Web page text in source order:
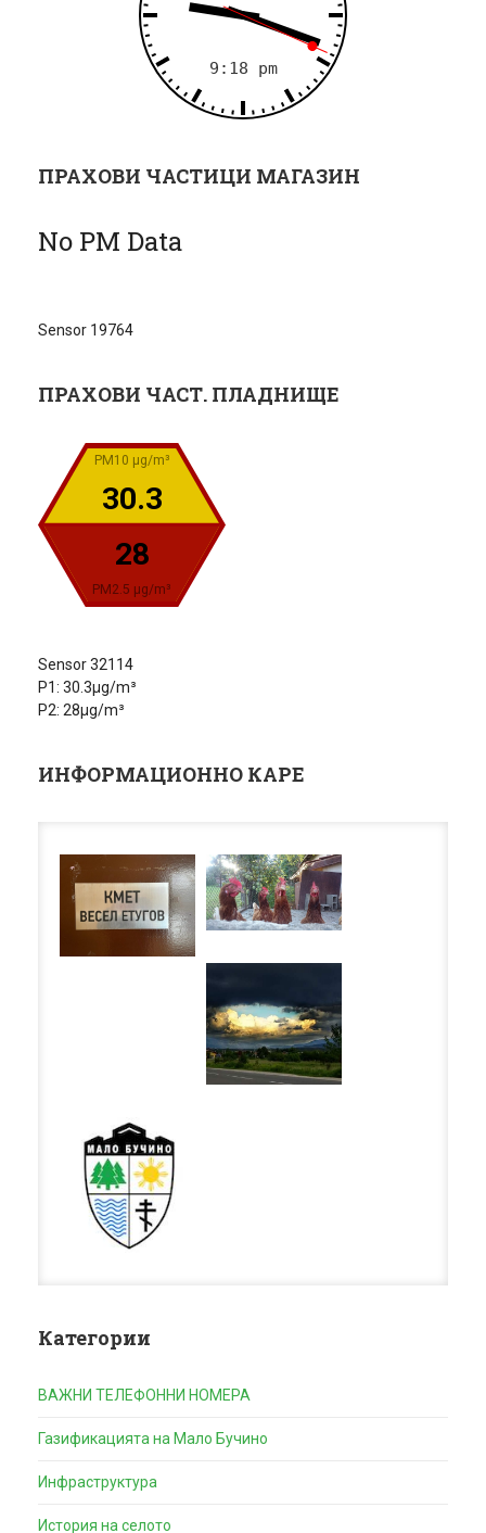
ПРАХОВИ ЧАСТИЦИ МАГАЗИН
No PM Data
Sensor 19764
ПРАХОВИ ЧАСТ. ПЛАДНИЩЕ
PM10 µg/m³
PM2.5 µg/m³
30.3
28
Sensor 32114
P1: 30.3µg/m³
P2: 28µg/m³
ИНФОРМАЦИОННО КАРЕ
Категории
ВАЖНИ ТЕЛЕФОННИ НОМЕРА
Газификацията на Мало Бучино
Инфраструктура
История на селото